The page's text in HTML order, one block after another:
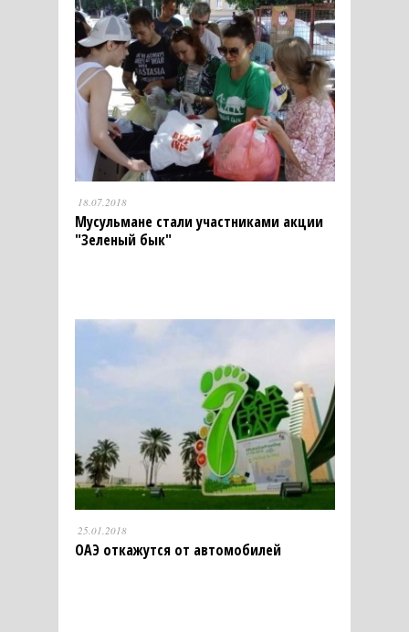
18.07.2018
Мусульмане стали участниками акции
"Зеленый бык"
25.01.2018
ОАЭ откажутся от автомобилей